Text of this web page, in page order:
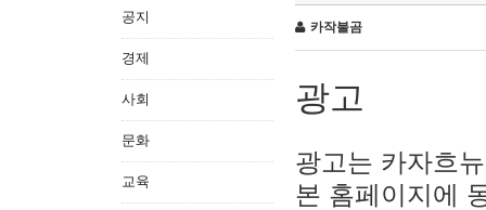
공지
경제
사회
문화
교육
카작불곰
광고
광고는 카자흐
본 홈페이지에